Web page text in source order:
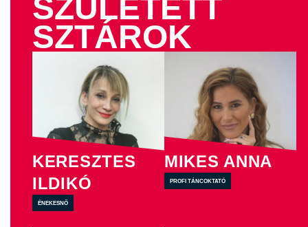
SZÜLETETT
SZTÁROK
KERESZTES
ILDIKÓ
énekesnő
MIKES ANNA
profi táncoktató